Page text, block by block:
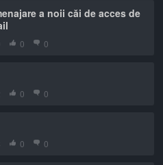
a noii căi de acces de
0 0
0 0
0 0